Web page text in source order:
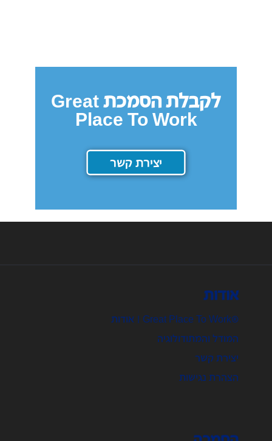
לקבלת הסמכת Great
Place To Work
יצירת קשר
אודות
®Great Place To Work | אודות
המודל והמתודולוגיה
יצירת קשר
הצהרת נגישות